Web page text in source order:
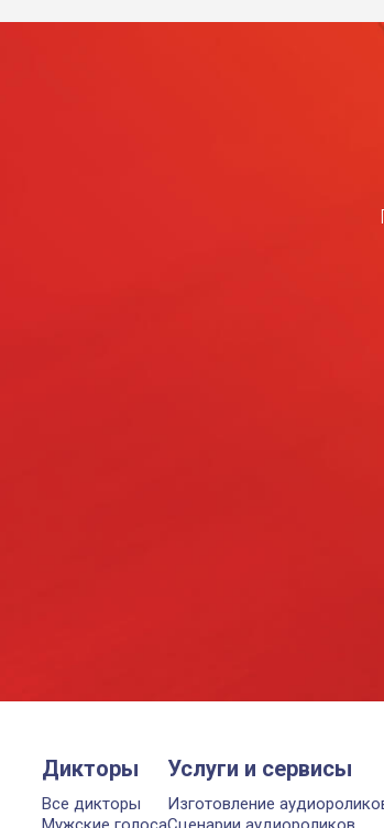
Дикторы
Все дикторы
Услуги и сервисы
Изготовление